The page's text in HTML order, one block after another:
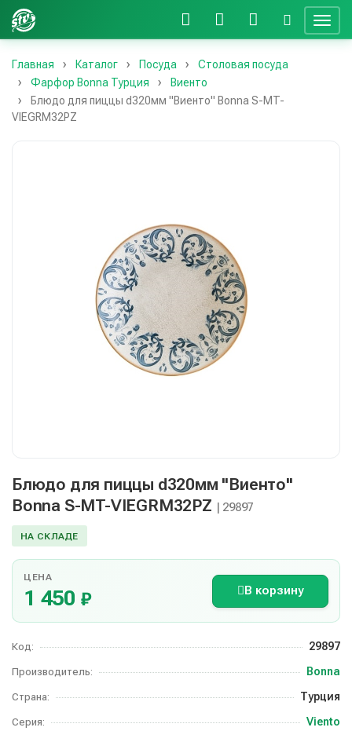
Главная Каталог Посуда
Столовая посуда
Фарфор Bonna Турция
Виенто
Блюдо для пиццы d320мм "Виенто" Bonna S-MT-
VIEGRM32PZ
Блюдо для пиццы d320мм "Виенто"
Bonna S-MT-VIEGRM32PZ | 29897
НА СКЛАДЕ
ЦЕНА
1 450 ₽ В корзину
Код: 29897
Производитель: Bonna
Страна: Турция
Серия: Viento